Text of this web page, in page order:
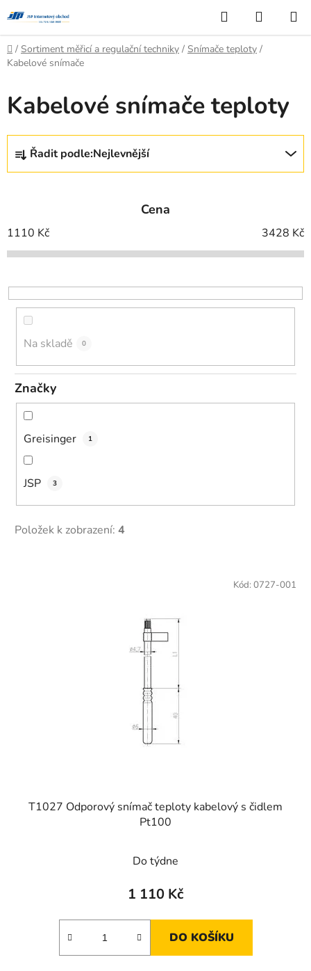
na
obsah
Hledat
KOŠÍK
Domů
/ Sortiment měřicí a regulační techniky / Snímače teploty /
Kabelové snímače
Kabelové snímače teploty
Ř
z
í
p
o
d
ů
Řadit podle:Nejlevnější
Cena
1110 Kč 3428 Kč
Na skladě 0
Značky
Greisinger 1
JSP 3
Položek k zobrazení: 4
T1027 Odporový snímač teploty kabelový s čidlem
Pt100
Do týdne
1 110 Kč
DO KOŠÍKU
Kód: 0727-001